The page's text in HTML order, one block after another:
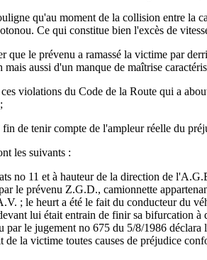
qu'au moment de la collision entre la
Ce qui constitue bien l'excès de
que le prévenu a ramassé la victime par
aussi d'un manque de maîtrise
violations du Code de la Route qui a
de tenir compte de l'ampleur réelle du
les suivants :
no 11 et à hauteur de la direction de
le prévenu Z.G.D., camionnette
; le heurt a été le fait du conducteur du
lui était entrain de finir sa bifurcation
le jugement no 675 du 5/8/1986
de la victime toutes causes de préjudice